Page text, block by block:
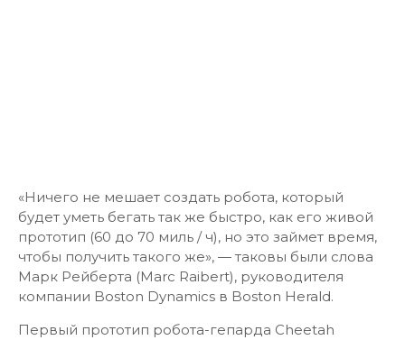
«Ничего не мешает создать робота, который
будет уметь бегать так же быстро, как его живой
прототип (60 до 70 миль / ч), но это займет время,
чтобы получить такого же», — таковы были слова
Марк Рейберта (Marc Raibert), руководителя
компании Boston Dynamics в Boston Herald.
Первый прототип робота-гепарда Cheetah